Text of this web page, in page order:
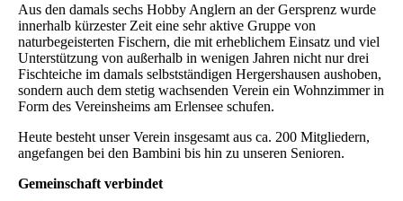
Aus den damals sechs Hobby Anglern an der Gersprenz wurde
innerhalb kürzester Zeit eine sehr aktive Gruppe von
naturbegeisterten Fischern, die mit erheblichem Einsatz und viel
Unterstützung von außerhalb in wenigen Jahren nicht nur drei
Fischteiche im damals selbstständigen Hergershausen aushoben,
sondern auch dem stetig wachsenden Verein ein Wohnzimmer in
Form des Vereinsheims am Erlensee schufen.
Heute besteht unser Verein insgesamt aus ca. 200 Mitgliedern,
angefangen bei den Bambini bis hin zu unseren Senioren.
Gemeinschaft verbindet